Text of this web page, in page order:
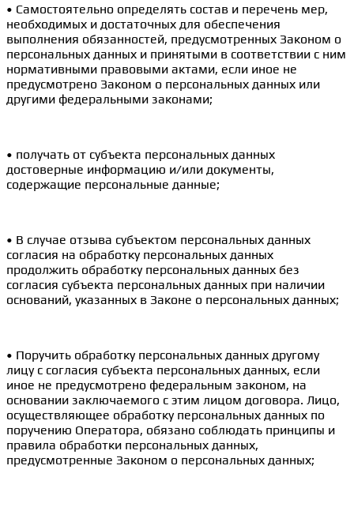
• Самостоятельно определять состав и перечень мер,
необходимых и достаточных для обеспечения
выполнения обязанностей, предусмотренных Законом о
персональных данных и принятыми в соответствии с ним
нормативными правовыми актами, если иное не
предусмотрено Законом о персональных данных или
другими федеральными законами;
• получать от субъекта персональных данных
достоверные информацию и/или документы,
содержащие персональные данные;
• В случае отзыва субъектом персональных данных
согласия на обработку персональных данных
продолжить обработку персональных данных без
согласия субъекта персональных данных при наличии
оснований, указанных в Законе о персональных данных;
• Поручить обработку персональных данных другому
лицу с согласия субъекта персональных данных, если
иное не предусмотрено федеральным законом, на
основании заключаемого с этим лицом договора. Лицо,
осуществляющее обработку персональных данных по
поручению Оператора, обязано соблюдать принципы и
правила обработки персональных данных,
предусмотренные Законом о персональных данных;